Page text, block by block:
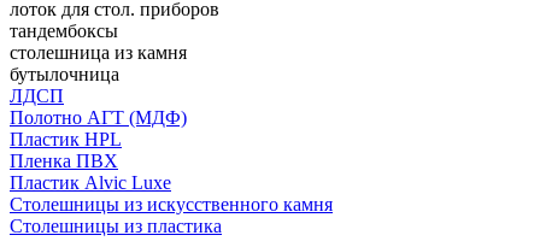
лоток для стол. приборов
тандембоксы
столешница из камня
бутылочница
ЛДСП
Полотно АГТ (МДФ)
Пластик HPL
Пленка ПВХ
Пластик Alvic Luxe
Столешницы из искусственного камня
Столешницы из пластика